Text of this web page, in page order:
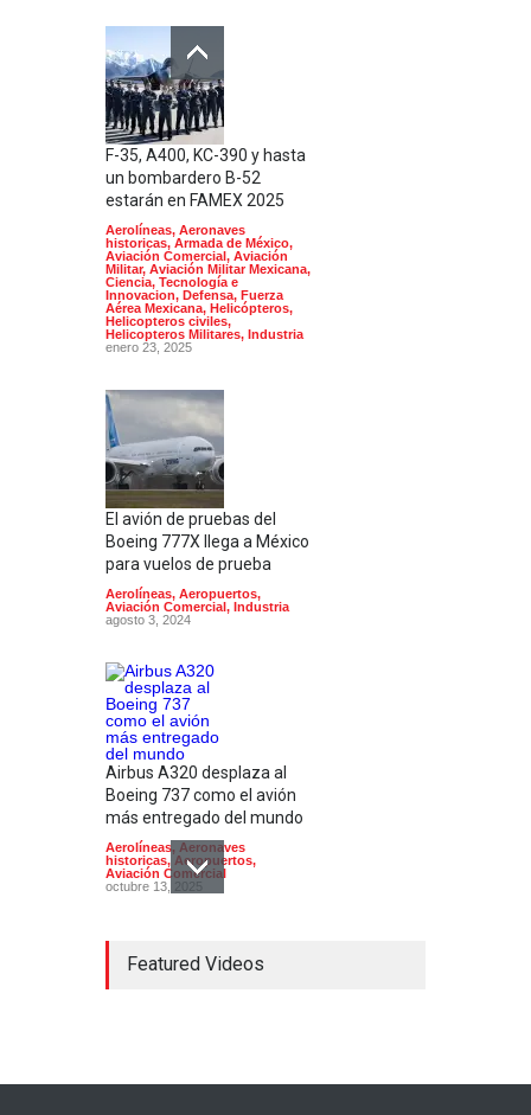
F-35, A400, KC-390 y hasta
un bombardero B-52
estarán en FAMEX 2025
Aerolíneas, Aeronaves
historicas, Armada de México,
Aviación Comercial , Aviación
Militar, Aviación Militar Mexicana,
Ciencia, Tecnología e
Innovacion, Defensa, Fuerza
Aérea Mexicana, Helicópteros,
Helicopteros civiles,
Helicopteros Militares, Industria
enero 23, 2025
El avión de pruebas del
Boeing 777X llega a México
para vuelos de prueba
Aerolíneas, Aeropuertos,
Aviación Comercial , Industria
agosto 3, 2024
Airbus A320 desplaza al
Boeing 737 como el avión
más entregado del mundo
Aerolíneas, Aeronaves
historicas, Aeropuertos,
Aviación Comercial
octubre 13, 2025
Aeroméxico cambia de
Featured Videos